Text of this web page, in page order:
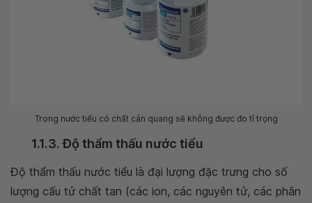
Trong nước tiểu có chất cản quang sẽ không được đo tỉ trọng
1.1.3. Độ thẩm thấu nước tiểu
Độ thẩm thấu nước tiểu là đại lượng đặc trưng cho số
lượng cấu tử chất tan (các ion, các nguyên tử, các phân